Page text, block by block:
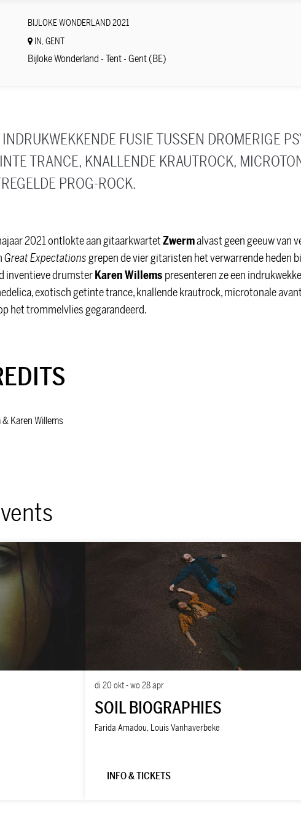
BIJLOKE WONDERLAND 2021
IN, GENT
Bijloke Wonderland - Tent - Gent (BE)
FUSIE TUSSEN DROMERIGE
TRANCE, KNALLENDE KRAUTROCK,
PROG-ROCK.
2021 ontlokte aan gitaarkwartetZwermalvast geen geeuw van
Great Expectationsgrepen de vier gitaristen het verwarrende heden
inventieve drumsterKaren Willems presenteren ze een
exotisch getinte trance, knallende krautrock, microtonale
het trommelvlies gegarandeerd.
Karen Willems
SOIL BIOGRAPHIES
Farida Amadou, Louis Vanhaverbeke
di 20 okt-wo 28 apr
INFO & TICKETS